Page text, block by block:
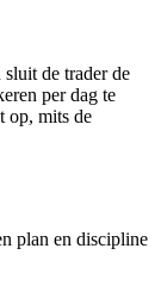
de trader de
per dag te
op, mits de
plan en discipline